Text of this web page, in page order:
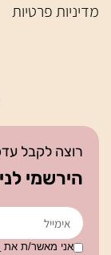
מדיניות פרטיות
רוצה לקבל
הירשמי
אני מאשר/ת את